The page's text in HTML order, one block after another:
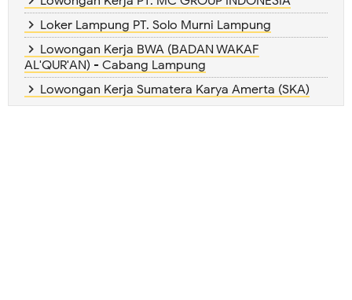
Loker Lampung PT. Solo Murni Lampung
Lowongan Kerja BWA (BADAN WAKAF
AL'QUR'AN) - Cabang Lampung
Lowongan Kerja Sumatera Karya Amerta (SKA)